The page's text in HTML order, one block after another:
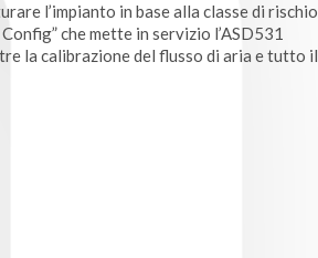
l’impianto in base alla classe di rischio
che mette in servizio l’ASD531
la calibrazione del flusso di aria e tutto il